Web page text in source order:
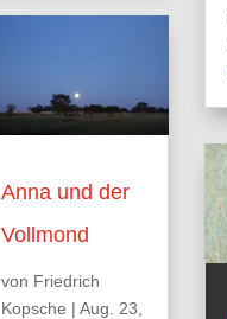
Anna und der
Vollmond
von Friedrich
Kopsche | Aug. 23,